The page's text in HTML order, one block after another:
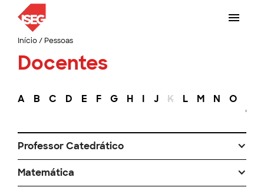
Início/ Pessoas
Docentes
A B C D E F G H I J K L M N O
Professor Catedrático
Matemática